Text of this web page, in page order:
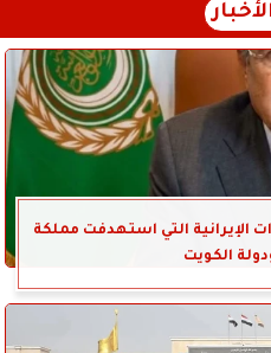
الإيرانية التي استهدفت مملكة
الكويت